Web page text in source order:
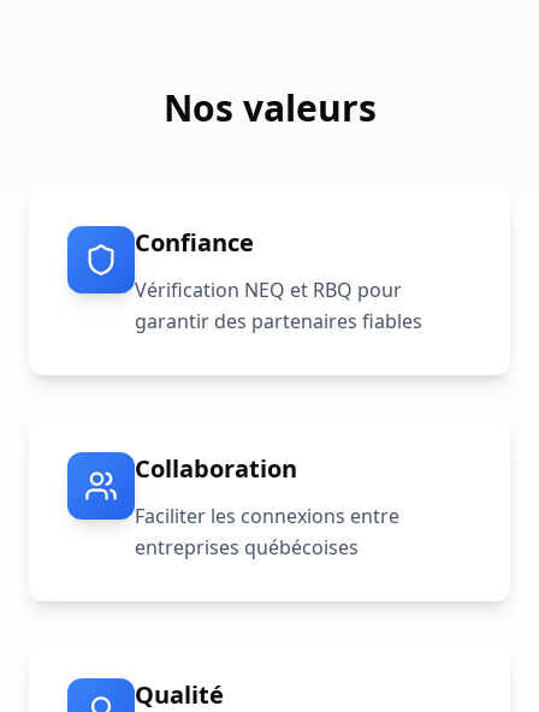
Nos valeurs
Confiance
Vérification NEQ et RBQ pour
garantir des partenaires fiables
Collaboration
Faciliter les connexions entre
entreprises québécoises
Qualité